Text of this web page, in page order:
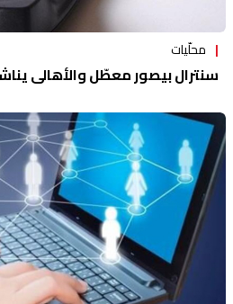
محلّيات
سنترال بيصور معطّل والأهالي